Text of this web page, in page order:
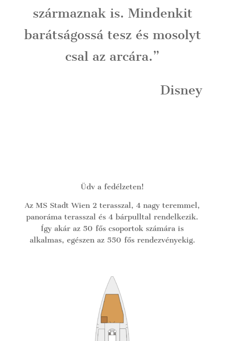
származnak is. Mindenkit
barátságossá tesz és mosolyt
csal az arcára.”
Disney
Üdv a fedélzeten!
Az MS Stadt Wien 2 terasszal, 4 nagy teremmel,
panoráma terasszal és 4 bárpulltal rendelkezik.
Így akár az 50 fős csoportok számára is
alkalmas, egészen az 550 fős rendezvényekig.